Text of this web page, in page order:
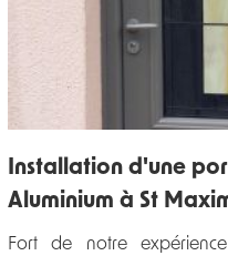
Installation d'une
Aluminium à St
Fort de notre